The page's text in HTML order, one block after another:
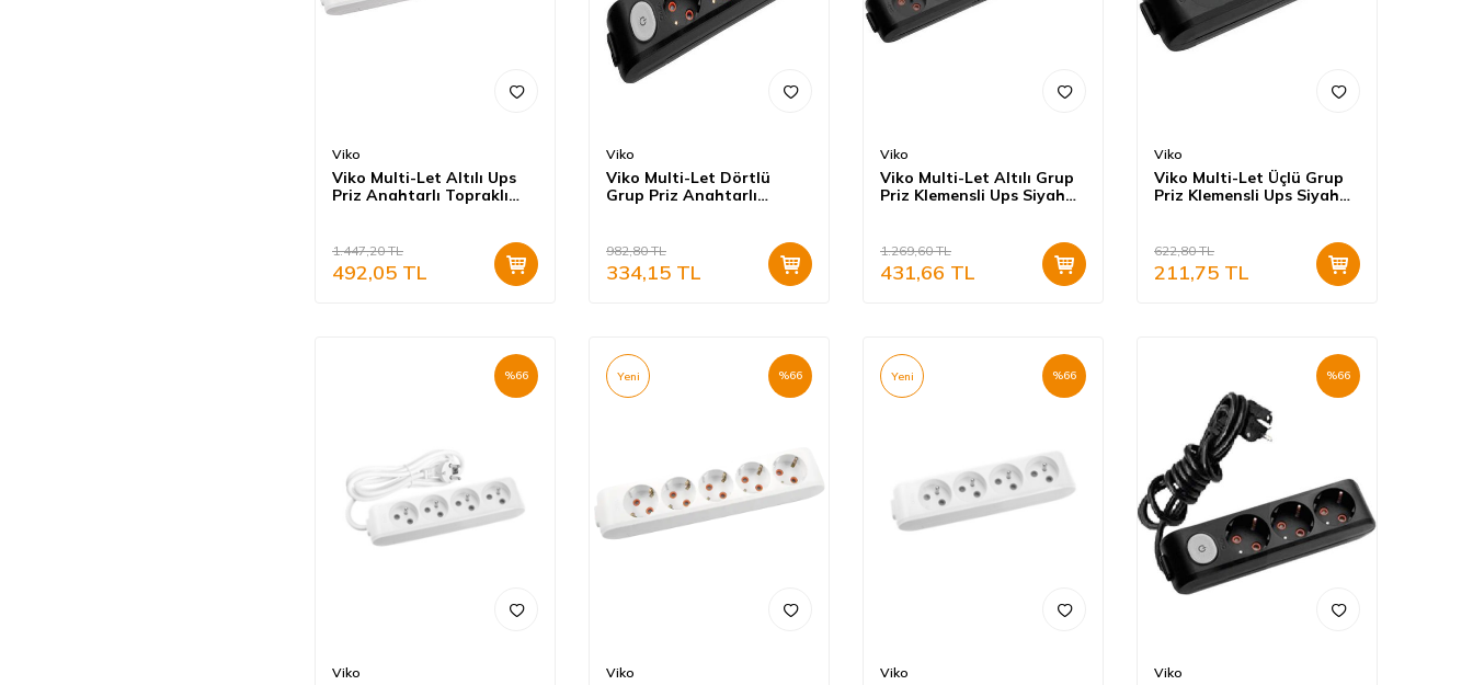
Viko
Viko Multi-Let Altılı Ups
Priz Anahtarlı Topraklı
1.447,20TL
492,05 TL
Viko
Viko Multi-Let Dörtlü
Grup Priz Anahtarlı
982,80TL
334,15 TL
Viko
Viko Multi-Let Altılı Grup
Priz Klemensli Ups Siyah
1.269,60TL
431,66 TL
Viko
Viko Multi-Let Üçlü Grup
Priz Klemensli Ups Siyah
622,80TL
211,75 TL
%66
Viko
%66
Yeni
Viko
%66
Yeni
Viko
%66
Viko